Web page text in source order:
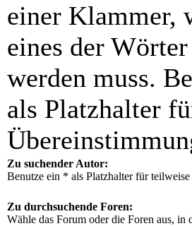
einer Klammer,
eines der
werden muss.
als Platzhalter
Zu suchender Autor:
Benutze ein * als Platzhalter für
Zu durchsuchende Foren:
Wähle das Forum oder die Foren aus, in